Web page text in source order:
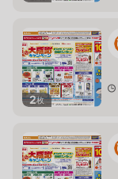
2枚